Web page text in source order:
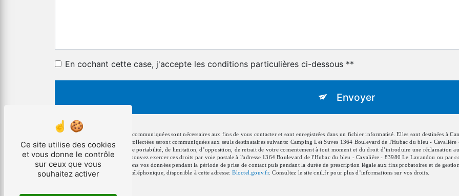
En cochant cette case, j'accepte les conditions particulières ci-dessous **
Envoyer
** Les données personnelles communiquées sont nécessaires aux fins de vous contacter et sont enregistrées dans un fichier informatisé. Elles sont destinées à
votre message. Les données collectées seront communiquées aux seuls destinataires suivants: Camping Leï Suves 1364 Boulevard de l'Hubac du bleu -
rectification, d’effacement, de portabilité, de limitation, d’opposition, de retrait de votre consentement à tout moment et du droit d’introduire une réclamation
données post-mortem. Vous pouvez exercer ces droits par voie postale à l'adresse 1364 Boulevard de l'Hubac du bleu - Cavalière - 83980 Le Lavandou ou
être demandé. Nous conservons vos données pendant la période de prise de contact puis pendant la durée de prescription légale aux fins probatoires et de
d'opposition au démarchage téléphonique, disponible à cette adresse:Bloctel.gouv.fr. Consultez le site cnil.fr pour plus d’informations sur vos droits.
Ce site utilise des cookies
et vous donne le contrôle
sur ceux que vous
souhaitez activer